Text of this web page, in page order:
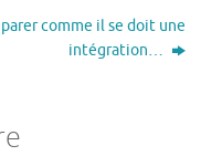
comme il se doit une
intégration…